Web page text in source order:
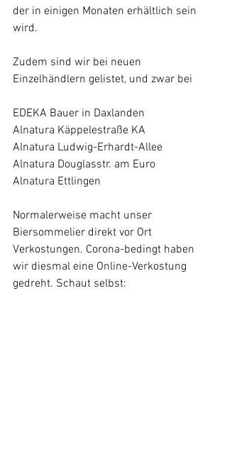
der in einigen Monaten erhältlich sein
wird.
Zudem sind wir bei neuen
Einzelhändlern gelistet, und zwar bei
EDEKA Bauer in Daxlanden
Alnatura Käppelestraße KA
Alnatura Ludwig-Erhardt-Allee
Alnatura Douglasstr. am Euro
Alnatura Ettlingen
Normalerweise macht unser
Biersommelier direkt vor Ort
Verkostungen. Corona-bedingt haben
wir diesmal eine Online-Verkostung
gedreht. Schaut selbst: